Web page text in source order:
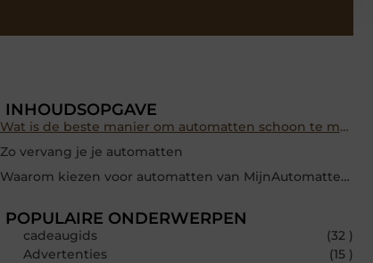
INHOUDSOPGAVE
Wat is de beste manier om automatten schoon te maken?
Zo vervang je je automatten
Waarom kiezen voor automatten van MijnAutomatten.nl?
POPULAIRE ONDERWERPEN
cadeaugids
(32 )
Advertenties
(15 )